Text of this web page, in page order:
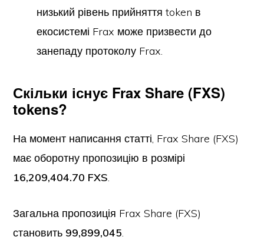
низький рівень прийняття token в
екосистемі Frax може призвести до
занепаду протоколу Frax.
Скільки існує Frax Share (FXS)
tokens?
На момент написання статті, Frax Share (FXS)
має оборотну пропозицію в розмірі
16,209,404.70 FXS.
Загальна пропозиція Frax Share (FXS)
становить 99,899,045.